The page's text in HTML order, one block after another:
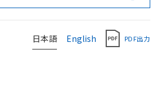
日本語 English PDF出力